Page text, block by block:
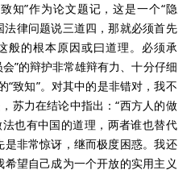
知”作为论文题记，这是一个“隐
法律问题说三道四，那就必须首先
般的根本原因或曰道理。必须承
”的辩护非常雄辩有力、十分仔细
“致知”。对其中的是非错对，我不
苏力在结论中指出：“西方人的做
也有中国的道理，两者谁也替代
是非常惊讶，继而极度困惑。我还
望自己成为一个开放的实用主义